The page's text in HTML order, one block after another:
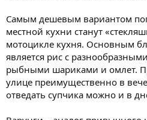
Самым дешевым вариантом
местной кухни станут
мотоцикле кухня. Основным
является рис с
рыбными шариками и омлет.
улице преимущественно в
отведать супчика можно и в